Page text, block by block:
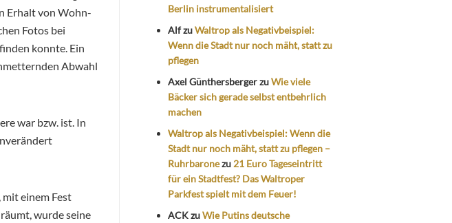
Erhalt von Wohn-
Fotos bei
konnte. Ein
Abwahl
war bzw. ist. In
einem Fest
wurde seine
Berlin instrumentalisiert
AlfzuWaltrop als Negativbeispiel:
Wenn die Stadt nur noch mäht, statt zu
pflegen
Axel GünthersbergerzuWie viele
Bäcker sich gerade selbst entbehrlich
machen
Waltrop als Negativbeispiel: Wenn die
Stadt nur noch mäht, statt zu pflegen –
Ruhrbaronezu 21 Euro Tageseintritt
für ein Stadtfest? Das Waltroper
Parkfest spielt mit dem Feuer!
ACKzuWie Putins deutsche